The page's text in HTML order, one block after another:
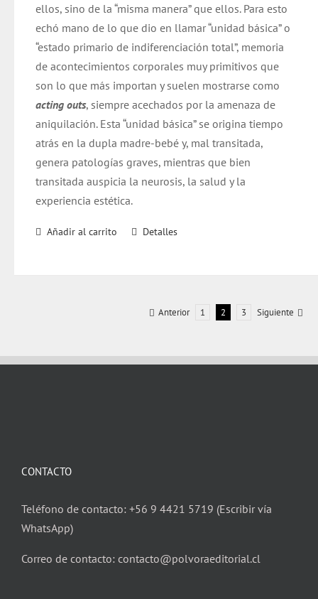
ellos, sino de la “misma manera” que ellos. Para esto
echó mano de lo que dio en llamar “unidad básica” o
“estado primario de indiferenciación total”, memoria
de acontecimientos corporales muy primitivos que
son lo que más importan y suelen mostrarse como
acting outs, siempre acechados por la amenaza de
aniquilación. Esta “unidad básica” se origina tiempo
atrás en la dupla madre-bebé y, mal transitada,
genera patologías graves, mientras que bien
transitada auspicia la neurosis, la salud y la
experiencia estética.
Añadir al carrito Detalles
Anterior 1 2 3 Siguiente
CONTACTO
Teléfono de contacto: +56 9 4421 5719 (Escribir vía
WhatsApp)
Correo de contacto: contacto@polvoraeditorial.cl